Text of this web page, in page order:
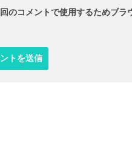
のコメントで使用するためブラ